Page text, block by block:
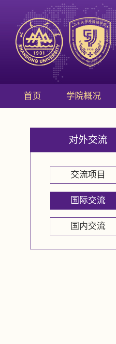
首页 学院概况
对外交流
交流项目
国际交流
国内交流